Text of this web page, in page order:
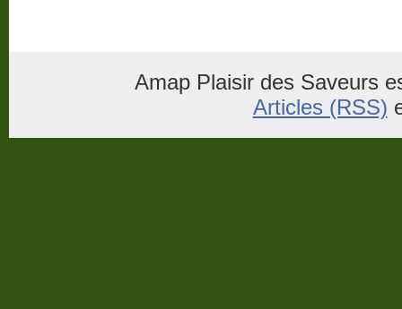
Amap Plaisir des Saveurs
Articles (RSS)